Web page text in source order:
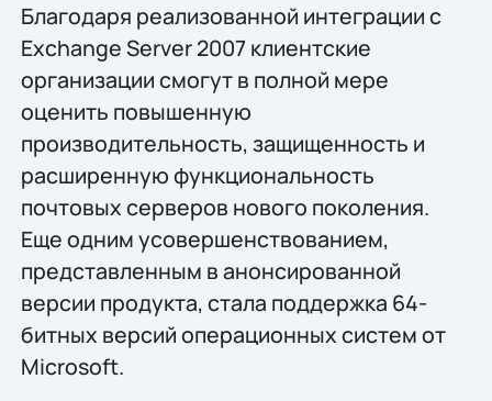
Благодаря реализованной интеграции с
Exchange Server 2007 клиентские
организации смогут в полной мере
оценить повышенную
производительность, защищенность и
расширенную функциональность
почтовых серверов нового поколения.
Еще одним усовершенствованием,
представленным в анонсированной
версии продукта, стала поддержка 64-
битных версий операционных систем от
Microsoft.